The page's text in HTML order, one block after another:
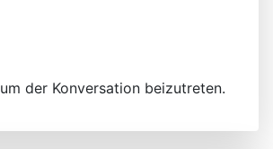
um der Konversation beizutreten.